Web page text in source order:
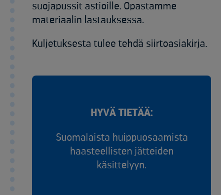
suojapussit astioille. Opastamme
materiaalin lastauksessa. ​
Kuljetuksesta tulee tehdä siirtoasiakirja.​
HYVÄ TIETÄÄ:
Suomalaista huippuosaamista
haasteellisten jätteiden
käsittelyyn.​